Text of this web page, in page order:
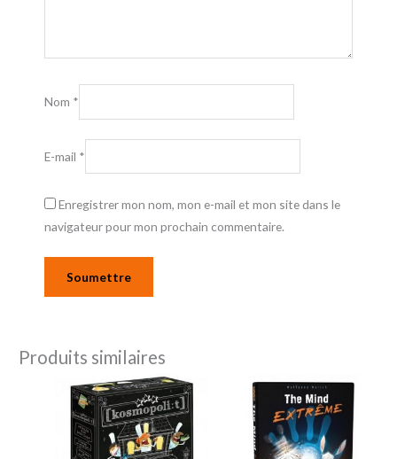
Nom *
E-mail *
Enregistrer mon nom, mon e-mail et mon site dans le
navigateur pour mon prochain commentaire.
Produits similaires